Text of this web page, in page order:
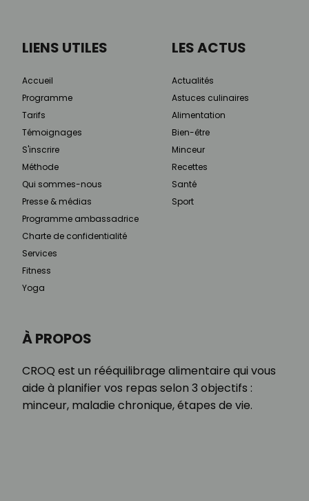
À PROPOS
CROQ est un rééquilibrage alimentaire qui vous
aide à planifier vos repas selon 3 objectifs :
minceur, maladie chronique, étapes de vie.
LIENS UTILES
Accueil
Programme
Tarifs
Témoignages
S'inscrire
Méthode
Qui sommes-nous
Presse & médias
Programme ambassadrice
Charte de confidentialité
Services
Fitness
Yoga
LES ACTUS
Actualités
Astuces culinaires
Alimentation
Bien-être
Minceur
Recettes
Santé
Sport